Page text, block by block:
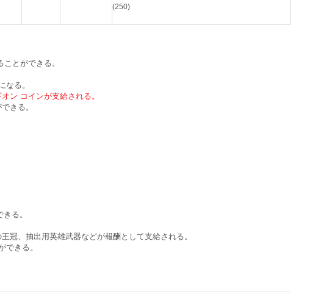
(250)
とができる。
なる。
ン コインが支給される。
きる。
る。
冠、抽出用英雄武器などが報酬として支給される。
できる。